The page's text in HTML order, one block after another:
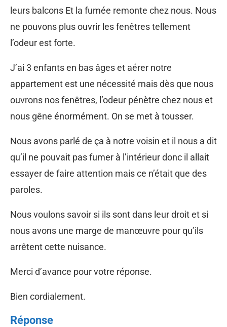
leurs balcons Et la fumée remonte chez nous. Nous
ne pouvons plus ouvrir les fenêtres tellement
l’odeur est forte.
J’ai 3 enfants en bas âges et aérer notre
appartement est une nécessité mais dès que nous
ouvrons nos fenêtres, l’odeur pénètre chez nous et
nous gêne énormément. On se met à tousser.
Nous avons parlé de ça à notre voisin et il nous a dit
qu’il ne pouvait pas fumer à l’intérieur donc il allait
essayer de faire attention mais ce n’était que des
paroles.
Nous voulons savoir si ils sont dans leur droit et si
nous avons une marge de manœuvre pour qu’ils
arrêtent cette nuisance.
Merci d’avance pour votre réponse.
Bien cordialement.
Réponse